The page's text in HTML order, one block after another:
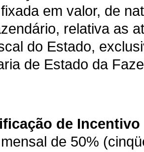
em valor, de
relativa as
do Estado,
de Estado da
de Incentivo
de 50%